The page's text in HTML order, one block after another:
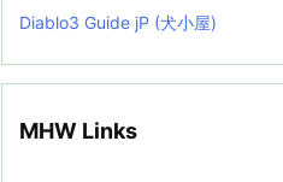
Diablo3 Guide jP (犬小屋)
MHW Links